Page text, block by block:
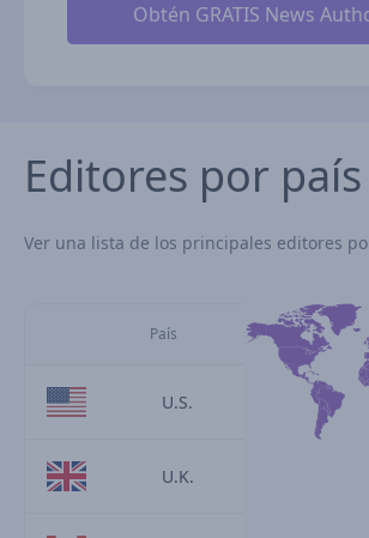
Editores por país
Ver una lista de los principales editores
País
U.S.
U.K.